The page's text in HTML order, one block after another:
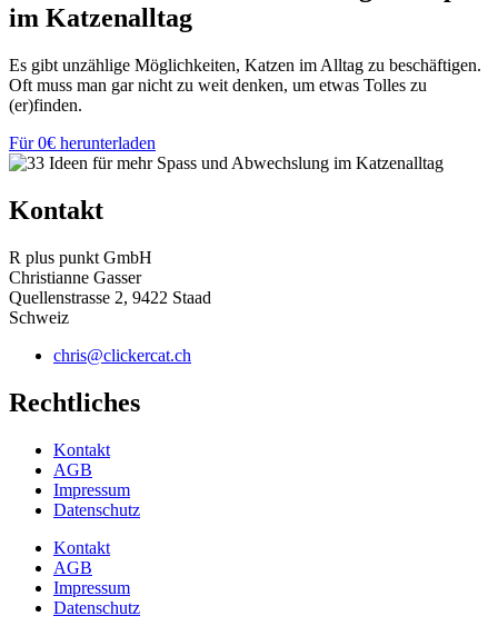
im Katzenalltag
Es gibt unzählige Möglichkeiten, Katzen im Alltag zu beschäftigen.
Oft muss man gar nicht zu weit denken, um etwas Tolles zu
(er)finden.
Für 0€ herunterladen
Kontakt
R plus punkt GmbH
Christianne Gasser
Quellenstrasse 2, 9422 Staad
Schweiz
chris@clickercat.ch
Rechtliches
Kontakt
AGB
Impressum
Datenschutz
Kontakt
AGB
Impressum
Datenschutz